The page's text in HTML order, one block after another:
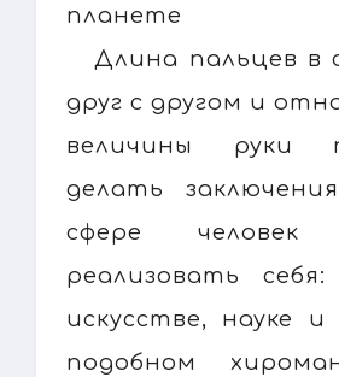
планете
Длина пальцев в
друг с другом и
величины руки
делать
сфере человек
реализовать
искусстве, науке
подобном